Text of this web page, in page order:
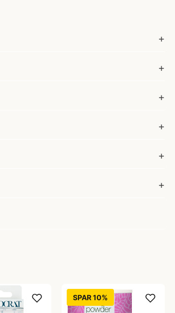
SPAR 10%